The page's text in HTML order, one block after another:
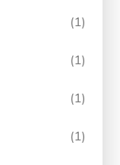
(1)
(1)
(1)
(1)